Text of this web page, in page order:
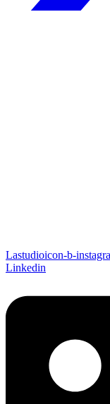
Lastudioicon-b-
Linkedin